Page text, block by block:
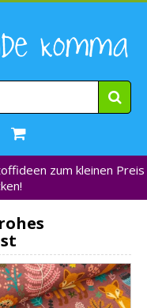
zum kleinen Preis